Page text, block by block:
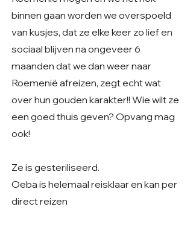
binnen gaan worden we overspoeld
van kusjes, dat ze elke keer zo lief en
sociaal blijven na ongeveer 6
maanden dat we dan weer naar
Roemenië afreizen, zegt echt wat
over hun gouden karakter!! Wie wilt ze
een goed thuis geven? Opvang mag
ook!
Ze is gesteriliseerd.
Oeba is helemaal reisklaar en kan per
direct reizen